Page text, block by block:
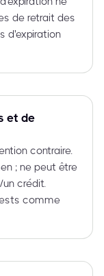
de retrait des
d'expiration
et de
contraire.
; ne peut être
crédit.
comme